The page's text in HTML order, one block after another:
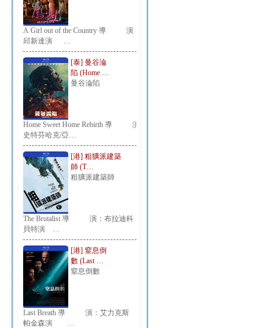
A Girl out of the Country 導 演：
邱新達演 …
[泰] 曼谷淪
陷 (Home …
曼谷淪陷
Home Sweet Home Rebirth 導 演：
史特芬哈克/亞…
[港] 粗獷派建築
師 (T…
粗獷派建築師
The Brutalist 導 演：布拉迪科
貝特演 …
[港] 窒息倒
數 (Last …
窒息倒數
Last Breath 導 演：艾力克斯
帕金森演 …